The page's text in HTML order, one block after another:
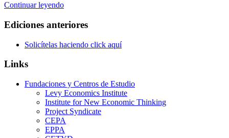
Continuar leyendo
Ediciones anteriores
Solicítelas haciendo click aquí
Links
Fundaciones y Centros de Estudio
Levy Economics Institute
Institute for New Economic Thinking
Project Syndicate
CEPA
EPPA